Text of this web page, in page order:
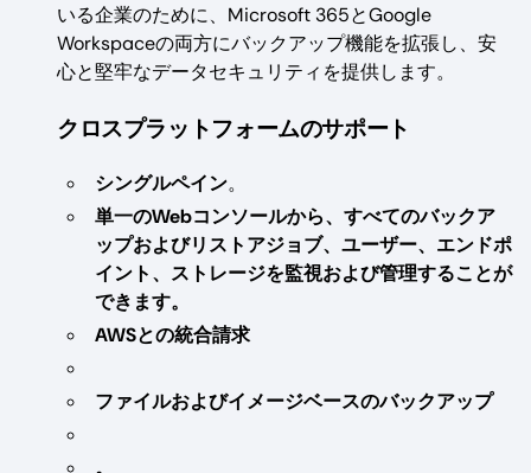
いる企業のために、Microsoft 365とGoogle
Workspaceの両方にバックアップ機能を拡張し、安
心と堅牢なデータセキュリティを提供します。
クロスプラットフォームのサポート
シングルペイン。
単一のWebコンソールから、すべてのバックア
ップおよびリストアジョブ、ユーザー、エンドポ
イント、ストレージを監視および管理することが
できます。
AWSとの統合請求
ファイルおよびイメージベースのバックアップ
。